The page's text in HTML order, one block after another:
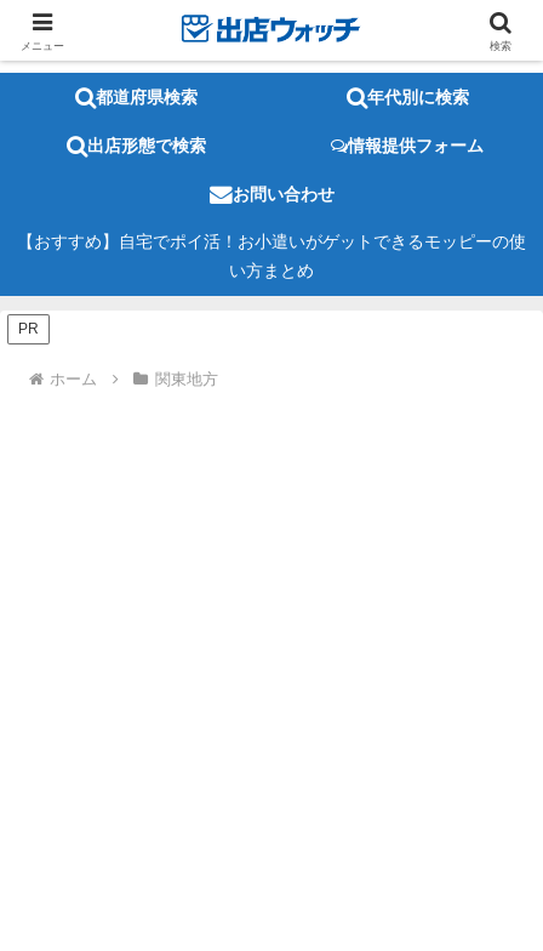
都道府県検索 年代別に検索
出店形態で検索 情報提供フォーム
お問い合わせ
【おすすめ】自宅でポイ活！お小遣いがゲットできるモッピーの使
い方まとめ
PR
ホーム 関東地方
メニュー 検索